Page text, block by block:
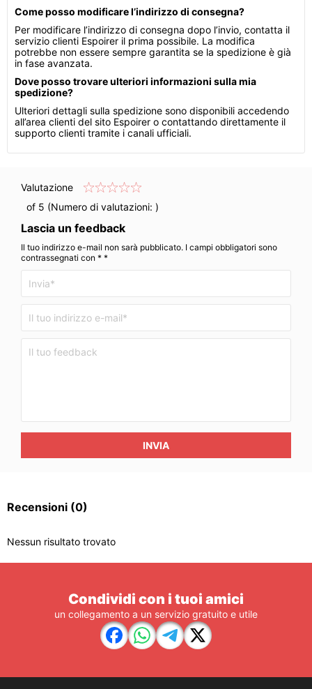
Come posso modificare l’indirizzo di consegna?
Per modificare l’indirizzo di consegna dopo l’invio, contatta il
servizio clienti Espoirer il prima possibile. La modifica
potrebbe non essere sempre garantita se la spedizione è già
in fase avanzata.
Dove posso trovare ulteriori informazioni sulla mia
spedizione?
Ulteriori dettagli sulla spedizione sono disponibili accedendo
all’area clienti del sito Espoirer o contattando direttamente il
supporto clienti tramite i canali ufficiali.
Valutazione
of 5 (Numero di valutazioni: )
Lascia un feedback
Il tuo indirizzo e-mail non sarà pubblicato. I campi obbligatori sono
contrassegnati con * *
INVIA
Recensioni (0)
Nessun risultato trovato
Condividi con i tuoi amici
un collegamento a un servizio gratuito e utile